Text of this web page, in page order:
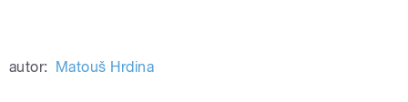
autor: Matouš Hrdina